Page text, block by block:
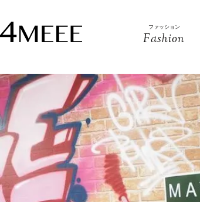
ファッション
Fashion